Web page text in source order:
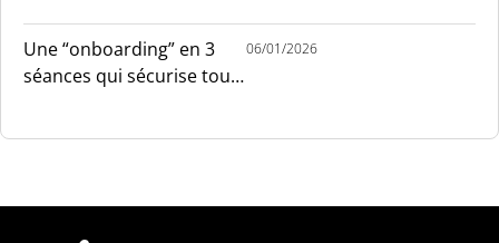
Une “onboarding” en 3
séances qui sécurise tout
06/01/2026